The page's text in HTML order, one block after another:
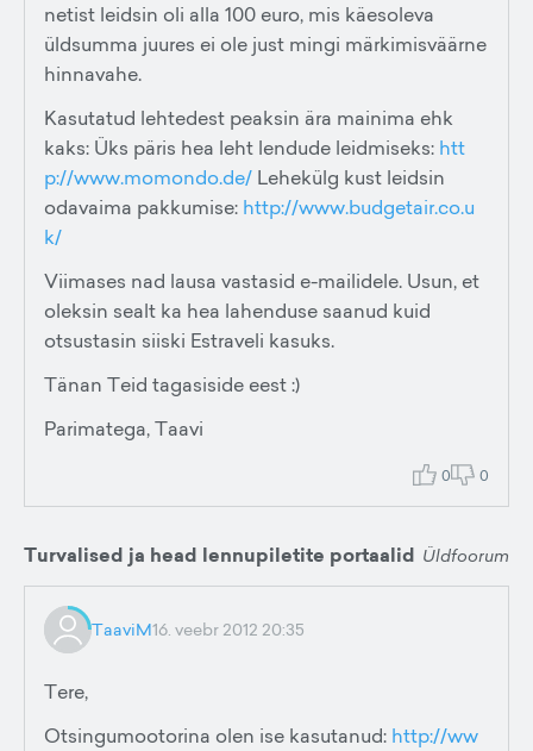
netist leidsin oli alla 100 euro, mis käesoleva
üldsumma juures ei ole just mingi märkimisväärne
hinnavahe.
Kasutatud lehtedest peaksin ära mainima ehk
kaks: Üks päris hea leht lendude leidmiseks: htt
p://www.momondo.de/ Lehekülg kust leidsin
odavaima pakkumise: http://www.budgetair.co.u
k/
Viimases nad lausa vastasid e-mailidele. Usun, et
oleksin sealt ka hea lahenduse saanud kuid
otsustasin siiski Estraveli kasuks.
Tänan Teid tagasiside eest :)
Parimatega, Taavi
0 0
Turvalised ja head lennupiletite portaalid Üldfoorum
TaaviM16. veebr 2012 20:35
Tere,
Otsingumootorina olen ise kasutanud: http://ww